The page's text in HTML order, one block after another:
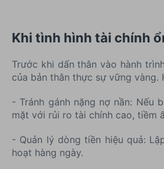
Khi tình hình tài chính
Trước khi dấn thân vào hành
của bản thân thực sự vững vàng.
- Tránh gánh nặng nợ nần: Nếu
mặt với rủi ro tài chính cao, tiềm
- Quản lý dòng tiền hiệu quả:
hoạt hàng ngày.